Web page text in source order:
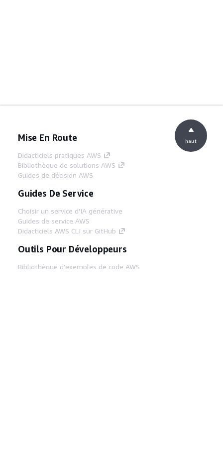
Mise En Route
Didacticiels pratiques AWS
Bibliothèque de solutions AWS
Guides de décision AWS
Guides De Service
Choisir un service d'IA générative
Guides de service AWS
Didacticiels AWS CLI sur GitHub
Outils Pour Développeurs
Bibliothèque d'exemples de code AWS
haut